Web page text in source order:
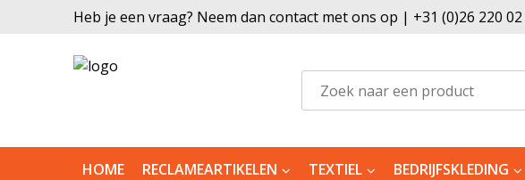
Heb je een vraag? Neem dan contact met ons op | +31 (0)26 220
HOME RECLAMEARTIKELEN TEXTIEL BEDRIJFSKLEDING